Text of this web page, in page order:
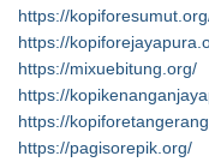
https://
https://
https://mixuebitung.org/
https://
https://
https://pagisorepik.org/